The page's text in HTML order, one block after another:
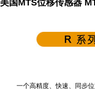
美国MTS位移传感器
一个高精度、快速、同步